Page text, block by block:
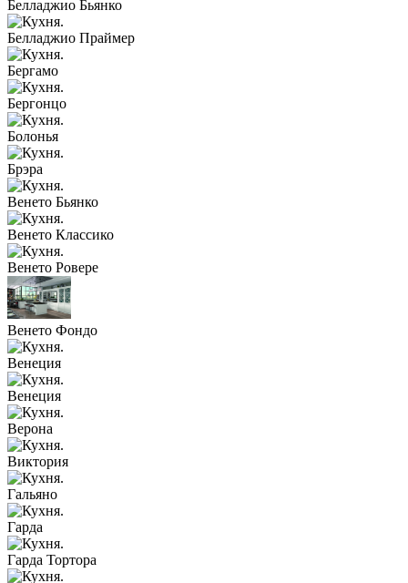
Белладжио Бьянко
Белладжио Праймер
Бергамо
Бергонцо
Болонья
Брэра
Венето Бьянко
Венето Классико
Венето Ровере
Венето Фондо
Венеция
Венеция
Верона
Виктория
Гальяно
Гарда
Гарда Тортора